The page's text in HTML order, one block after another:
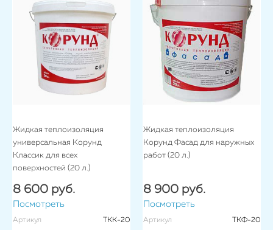
Жидкая теплоизоляция
универсальная Корунд
Классик для всех
поверхностей (20 л.)
8 600 руб.
Посмотреть
Артикул ТКК-20
Жидкая теплоизоляция
Корунд Фасад для наружных
работ (20 л.)
8 900 руб.
Посмотреть
Артикул ТКФ-20